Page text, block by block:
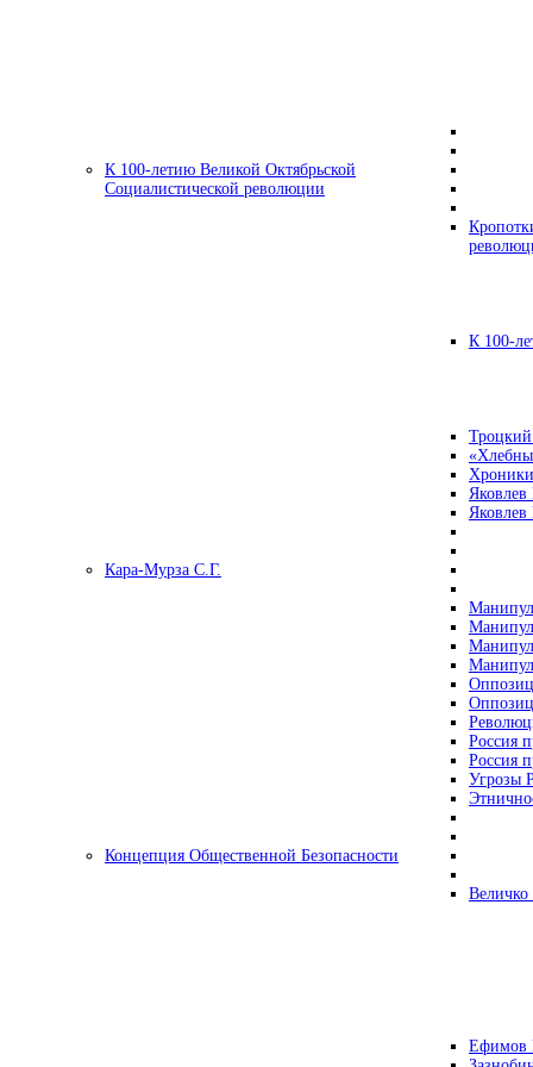
К 100-летию Великой Октябрьской
Социалистической революции
К 100-
Кара-Мурза С.Г.
Россия
Россия
Угрозы
Концепция Общественной Безопасности
Ефимов